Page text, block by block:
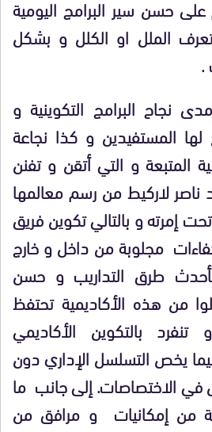
حسن سير البرامج اليومية
الملل او الكلل و بشكل
.
البرامج التكوينية و
لها المستفيدين و كذا نجاعة
المتبعة و التي أتقن و تفنن
ناصر لاركيط من رسم معالمها
إمرته و بالتالي تكوين فريق
مجلوبة من داخل و خارج
طرق التداريب و حسن
من هذه الأكاديمية تحتفظ
تنفرد بالتكوين الأكاديمي
يخص التسلسل الإداري دون
الاختصاصات. إلى جانب ما
من إمكانيات و مرافق من